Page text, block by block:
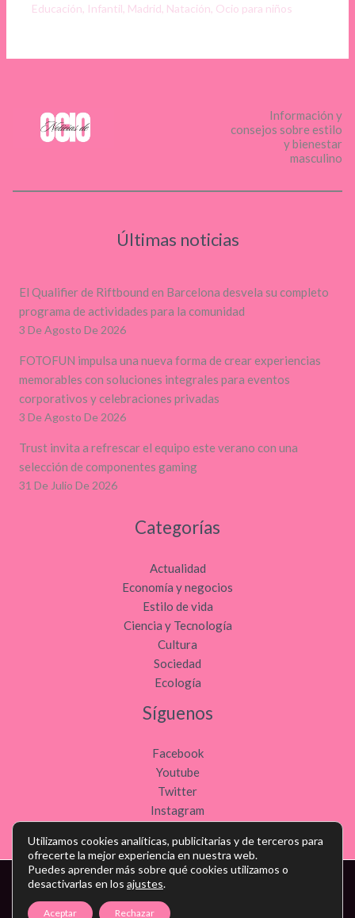
Educación, Infantil, Madrid, Natación, Ocio para niños
Información y
consejos sobre estilo
y bienestar
masculino
Últimas noticias
El Qualifier de Riftbound en Barcelona desvela su completo
programa de actividades para la comunidad
3 De Agosto De 2026
FOTOFUN impulsa una nueva forma de crear experiencias
memorables con soluciones integrales para eventos
corporativos y celebraciones privadas
3 De Agosto De 2026
Trust invita a refrescar el equipo este verano con una
selección de componentes gaming
31 De Julio De 2026
Categorías
Actualidad
Economía y negocios
Estilo de vida
Ciencia y Tecnología
Cultura
Sociedad
Ecología
Síguenos
Facebook
Youtube
Twitter
Instagram
Copyright © Todos los derechos reservados - noticiasdeocio.es
Política de privacidad- Política de cookies
Utilizamos cookies analíticas, publicitarias y de terceros para
ofrecerte la mejor experiencia en nuestra web.
Puedes aprender más sobre qué cookies utilizamos o
desactivarlas en los ajustes.
Aceptar Rechazar